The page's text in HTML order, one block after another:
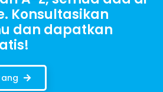
Konsultasikan
dan dapatkan